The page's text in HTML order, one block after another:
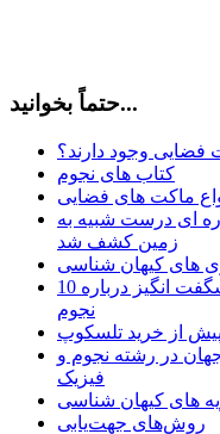
حتماً بخوانید...
فضایی وجود دارند؟
کتاب های نجوم
ماکت های فضایی
ای درست شبیه به
زمین کشف شد
های کیهان شناسی
10 واقعیت عجیب و شگفت انگیز درباره
نجوم
از خرید تلسکوپ
در رشته نجوم و
فیزیک
های کیهان شناسی
روش‌های جهت‌یابی